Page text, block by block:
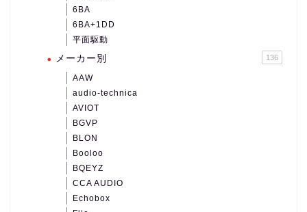
6BA
6BA+1DD
平面駆動
メーカー別 136
AAW
audio-technica
AVIOT
BGVP
BLON
Booloo
BQEYZ
CCA AUDIO
Echobox